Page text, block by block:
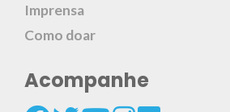
Imprensa
Como doar
Acompanhe